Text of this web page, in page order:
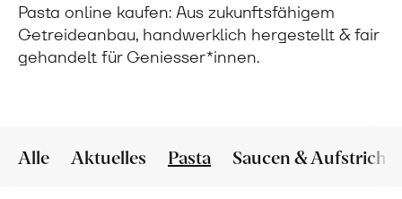
Pasta online kaufen: Aus zukunftsfähigem
Getreideanbau, handwerklich hergestellt & fair
gehandelt für Geniesser*innen.
Alle Aktuelles Pasta Saucen & Aufstriche